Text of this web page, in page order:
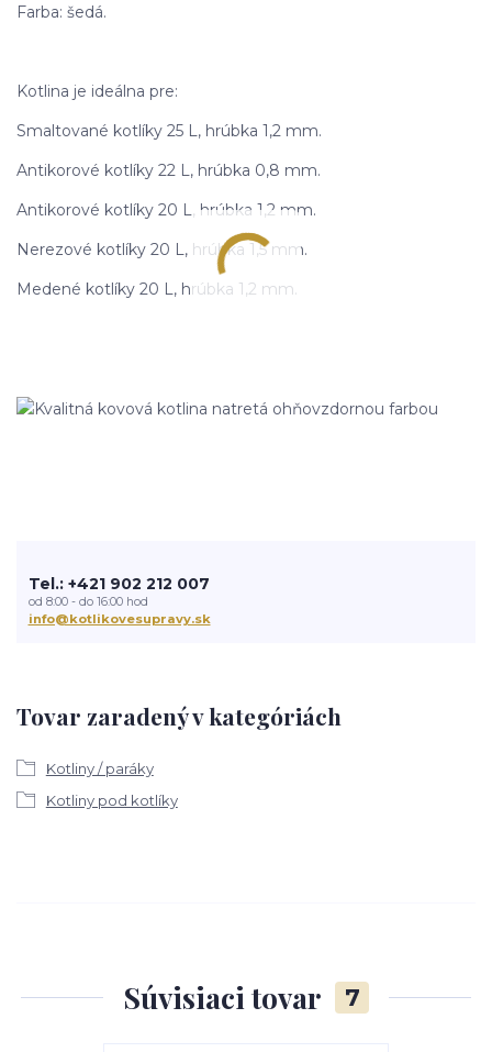
Farba: šedá.
Kotlina je ideálna pre:
Smaltované kotlíky 25 L, hrúbka 1,2 mm.
Antikorové kotlíky 22 L, hrúbka 0,8 mm.
Antikorové kotlíky 20 L, hrúbka 1,2 mm.
Nerezové kotlíky 20 L, hrúbka 1,5 mm.
Medené kotlíky 20 L, hrúbka 1,2 mm.
Tovar zaradený v kategóriách
Kotliny / paráky
Kotliny pod kotlíky
Tel.: +421 902 212 007
od 8:00 - do 16:00 hod
info@kotlikovesupravy.sk
Súvisiaci tovar 7